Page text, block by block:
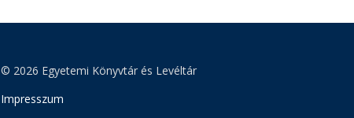
© 2026 Egyetemi Könyvtár és Levéltár
Impresszum